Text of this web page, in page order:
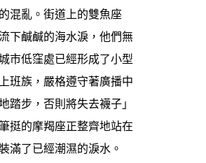
混亂。街道上的雙魚座
下鹹鹹的海水淚，他們無
市低窪處已經形成了小型
班族，嚴格遵守著廣播中
踏步，否則將失去襪子」
挺的摩羯座正整齊地站在
滿了已經潮濕的淚水。